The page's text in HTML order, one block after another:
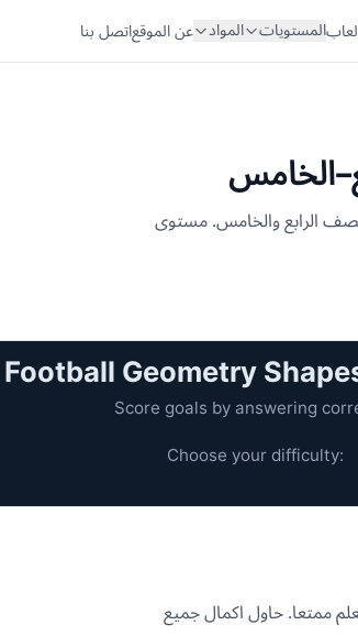
المستويات المواد عن الموقعاتصل بنا
الرابع والخامس. مستوى
ممتعا. حاول اكمال جميع